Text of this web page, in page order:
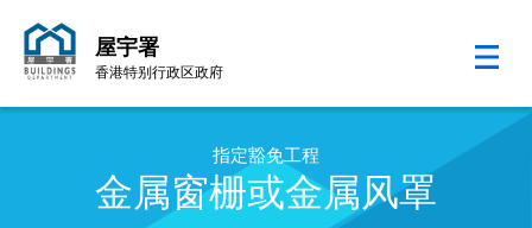
屋宇署
香港特别行政区政府
指定豁免工程
金属窗栅或金属风罩